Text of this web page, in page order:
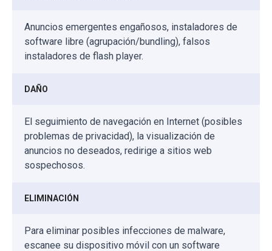
Anuncios emergentes engañosos, instaladores de
software libre (agrupación/bundling), falsos
instaladores de flash player.
DAÑO
El seguimiento de navegación en Internet (posibles
problemas de privacidad), la visualización de
anuncios no deseados, redirige a sitios web
sospechosos.
ELIMINACIÓN
Para eliminar posibles infecciones de malware,
escanee su dispositivo móvil con un software